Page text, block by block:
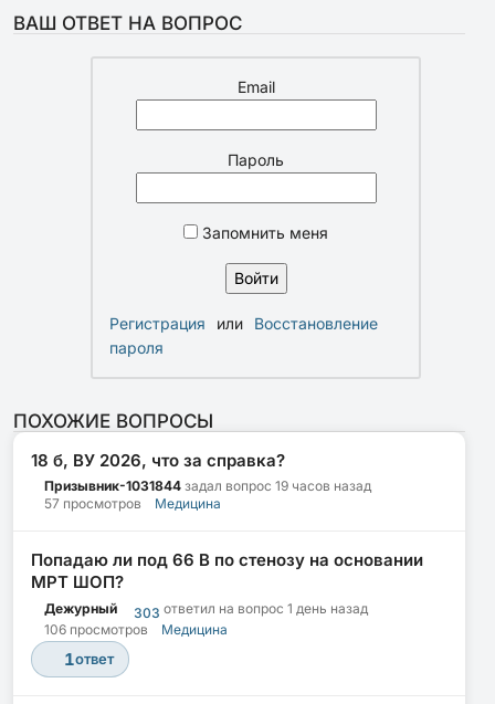
ВАШ ОТВЕТ НА ВОПРОС
Email
Пароль
Запомнить меня
Регистрация или
Восстановление
пароля
ПОХОЖИЕ ВОПРОСЫ
18 б, ВУ 2026, что за справка?
Призывник-1031844 задал вопрос 19 часов назад
57 просмотров
Медицина
Попадаю ли под 66 В по стенозу на основании
МРТ ШОП?
Дежурный 303 ответил на вопрос 1 день назад
106 просмотров
Медицина
1ответ